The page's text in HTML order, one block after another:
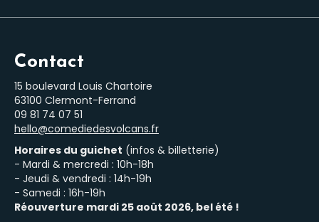
Contact
15 boulevard Louis Chartoire
63100 Clermont-Ferrand
‭09 81 74 07 51‬
hello@comediedesvolcans.fr
Horaires du guichet (infos & billetterie)
- Mardi & mercredi : 10h-18h
- Jeudi & vendredi : 14h-19h
- Samedi : 16h-19h
Réouverture mardi 25 août 2026, bel été !